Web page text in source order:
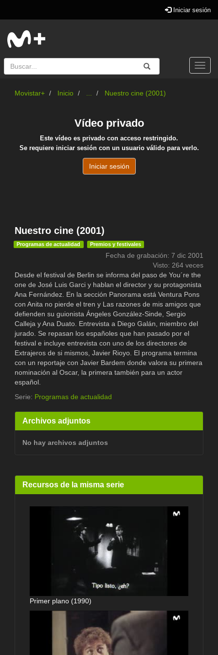
Iniciar sesión
Buscar Enviar
Buscar
Movistar+ Inicio Nuestro cine (2001)
Nuestro cine (2001)
Programas de actualidad Premios y festivales
Fecha de grabación: 7 dic 2001
Visto: 264 veces
Desde el festival de Berlin se informa del paso de You´re the
one de José Luis Garci y hablan el director y su protagonista
Ana Fernández. En la sección Panorama está Ventura Pons
con Anita no pierde el tren y Las razones de mis amigos que
defienden su guionista Ángeles González-Sinde, Sergio
Calleja y Ana Duato. Entrevista a Diego Galán, miembro del
jurado. Se repasan los españoles que han pasado por el
festival e incluye entrevista con uno de los directores de
Extrajeros de si mismos, Javier Rioyo. El programa termina
con un reportaje con Javier Bardem donde valora su primera
nominación al Oscar, la primera también para un actor
español.
Serie: Programas de actualidad
Archivos adjuntos
No hay archivos adjuntos
Recursos de la misma serie
Primer plano (1990)